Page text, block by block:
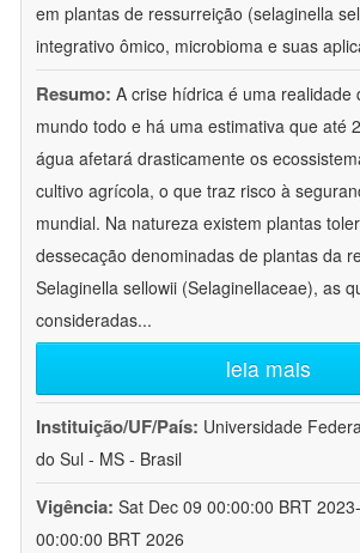
em plantas de ressurreição (selaginella
integrativo ômico, microbioma e suas
Resumo: A crise hídrica é uma realidade
mundo todo e há uma estimativa que até
água afetará drasticamente os
cultivo agrícola, o que traz risco à
mundial. Na natureza existem plantas
dessecação denominadas de plantas da
Selaginella sellowii (Selaginellaceae), as
consideradas...
leia mais
Instituição/UF/País: Universidade
do Sul - MS - Brasil
Vigência: Sat Dec 09 00:00:00 BRT
00:00:00 BRT 2026